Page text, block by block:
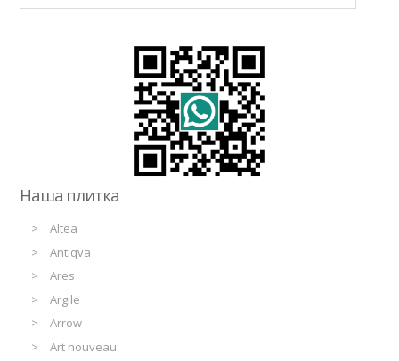
Наша плитка
Altea
Antiqva
Ares
Argile
Arrow
Art nouveau